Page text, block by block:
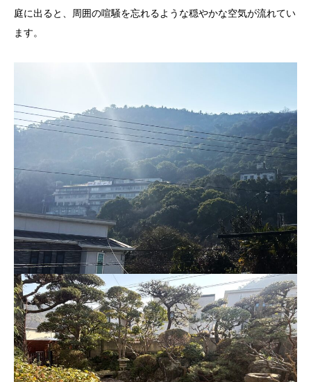
庭に出ると、周囲の喧騒を忘れるような穏やかな空気が流れてい
ます。